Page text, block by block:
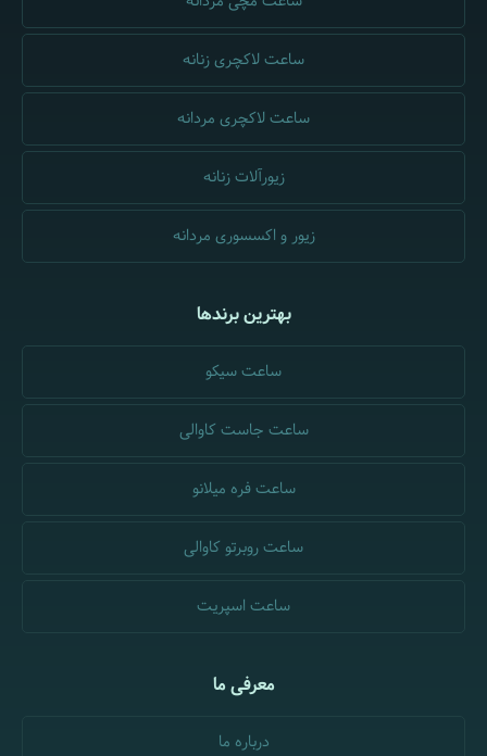
ساعت لاکچری زنانه
ساعت لاکچری مردانه
زیورآلات زنانه
زیور و اکسسوری مردانه
بهترین برندها
ساعت سیکو
ساعت جاست کاوالی
ساعت فره میلانو
ساعت روبرتو کاوالی
ساعت اسپریت
معرفی ما
درباره ما